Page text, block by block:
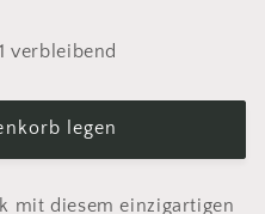
verbleibend
legen
mit diesem einzigartigen